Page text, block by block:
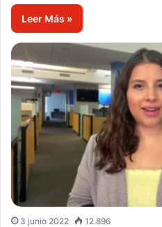
Leer Más »
3 junio 2022 12.896